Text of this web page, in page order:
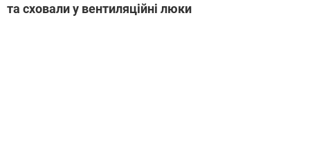
та сховали у вентиляційні люки